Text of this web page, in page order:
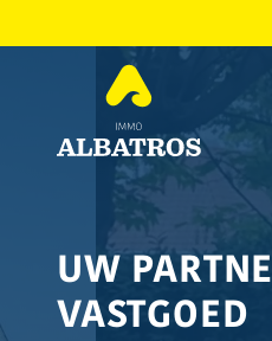
UW
VASTGOED